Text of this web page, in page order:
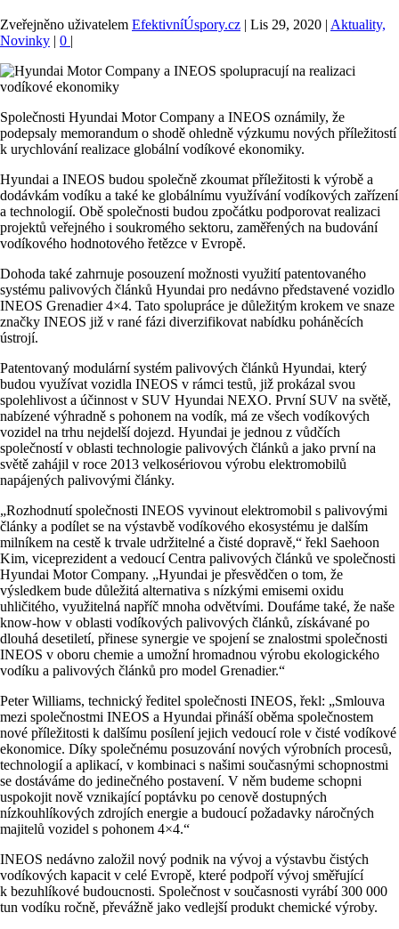
Zveřejněno uživatelem EfektivníÚspory.cz | Lis 29, 2020 | Aktuality,
Novinky | 0 |
Společnosti Hyundai Motor Company a INEOS oznámily, že
podepsaly memorandum o shodě ohledně výzkumu nových příležitostí
k urychlování realizace globální vodíkové ekonomiky.
Hyundai a INEOS budou společně zkoumat příležitosti k výrobě a
dodávkám vodíku a také ke globálnímu využívání vodíkových zařízení
a technologií. Obě společnosti budou zpočátku podporovat realizaci
projektů veřejného i soukromého sektoru, zaměřených na budování
vodíkového hodnotového řetězce v Evropě.
Dohoda také zahrnuje posouzení možnosti využití patentovaného
systému palivových článků Hyundai pro nedávno představené vozidlo
INEOS Grenadier 4×4. Tato spolupráce je důležitým krokem ve snaze
značky INEOS již v rané fázi diverzifikovat nabídku poháněcích
ústrojí.
Patentovaný modulární systém palivových článků Hyundai, který
budou využívat vozidla INEOS v rámci testů, již prokázal svou
spolehlivost a účinnost v SUV Hyundai NEXO. První SUV na světě,
nabízené výhradně s pohonem na vodík, má ze všech vodíkových
vozidel na trhu nejdelší dojezd. Hyundai je jednou z vůdčích
společností v oblasti technologie palivových článků a jako první na
světě zahájil v roce 2013 velkosériovou výrobu elektromobilů
napájených palivovými články.
„Rozhodnutí společnosti INEOS vyvinout elektromobil s palivovými
články a podílet se na výstavbě vodíkového ekosystému je dalším
milníkem na cestě k trvale udržitelné a čisté dopravě,“ řekl Saehoon
Kim, viceprezident a vedoucí Centra palivových článků ve společnosti
Hyundai Motor Company. „Hyundai je přesvědčen o tom, že
výsledkem bude důležitá alternativa s nízkými emisemi oxidu
uhličitého, využitelná napříč mnoha odvětvími. Doufáme také, že naše
know-how v oblasti vodíkových palivových článků, získávané po
dlouhá desetiletí, přinese synergie ve spojení se znalostmi společnosti
INEOS v oboru chemie a umožní hromadnou výrobu ekologického
vodíku a palivových článků pro model Grenadier.“
Peter Williams, technický ředitel společnosti INEOS, řekl: „Smlouva
mezi společnostmi INEOS a Hyundai přináší oběma společnostem
nové příležitosti k dalšímu posílení jejich vedoucí role v čisté vodíkové
ekonomice. Díky společnému posuzování nových výrobních procesů,
technologií a aplikací, v kombinaci s našimi současnými schopnostmi
se dostáváme do jedinečného postavení. V něm budeme schopni
uspokojit nově vznikající poptávku po cenově dostupných
nízkouhlíkových zdrojích energie a budoucí požadavky náročných
majitelů vozidel s pohonem 4×4.“
INEOS nedávno založil nový podnik na vývoj a výstavbu čistých
vodíkových kapacit v celé Evropě, které podpoří vývoj směřující
k bezuhlíkové budoucnosti. Společnost v současnosti vyrábí 300 000
tun vodíku ročně, převážně jako vedlejší produkt chemické výroby.